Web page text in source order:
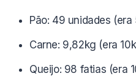
Pão: 49 unidades (era
Carne: 9,82kg (era
Queijo: 98 fatias (era